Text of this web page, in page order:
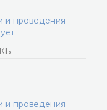
и проведения
и проведения